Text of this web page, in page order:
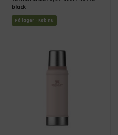
black
På lager - Køb nu